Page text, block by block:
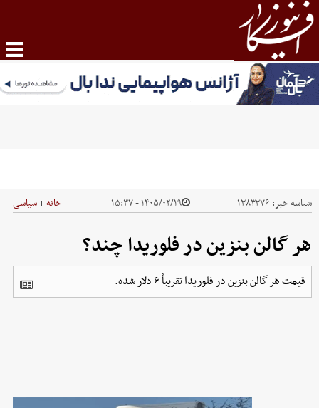
شناسه خبر: ۱۳۸۳۳۷۶ ۱۴۰۵/۰۲/۱۹ - ۱۵:۳۷ خانه | سیاسی
هر گالن بنزین در فلوریدا چند؟
قیمت هر گالن بنزین در فلوریدا تقریباً ۶ دلار شده.